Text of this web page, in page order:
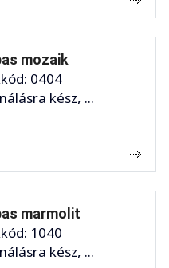
mozaik
0404
kész, ...
marmolit
1040
kész, ...